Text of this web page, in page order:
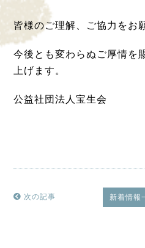
皆様のご理解、ご協力をお
今後とも変わらぬご厚情を
上げます。
公益社団法人宝生会
次の記事 新着情報